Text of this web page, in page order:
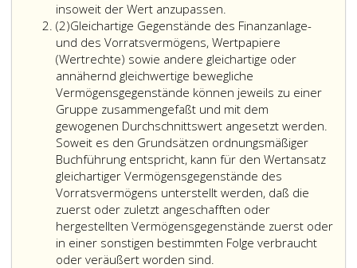
insoweit der Wert anzupassen.
(2)Absatz
2
Gleichartige Gegenstände des Finanzanlage-
und des Vorratsvermögens, Wertpapiere
(Wertrechte) sowie andere gleichartige oder
annähernd gleichwertige bewegliche
Vermögensgegenstände können jeweils zu einer
Gruppe zusammengefaßt und mit dem
gewogenen Durchschnittswert angesetzt werden.
Soweit es den Grundsätzen ordnungsmäßiger
Buchführung entspricht, kann für den Wertansatz
gleichartiger Vermögensgegenstände des
Vorratsvermögens unterstellt werden, daß die
zuerst oder zuletzt angeschafften oder
hergestellten Vermögensgegenstände zuerst oder
in einer sonstigen bestimmten Folge verbraucht
oder veräußert worden sind.